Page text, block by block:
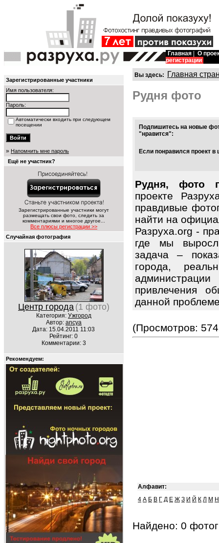
Главная
О
регистрации
Зарегистрированные участники
Имя пользователя:
Пароль:
Автоматически входить при следующем
посещении
» Напомнить мне пароль
Ещё не участник?
Зарегистрированные участники могут
размещать свои фото, следить за
комментариями и многое другое...
Все плюсы регистрации >>
Случайная фотография
Центр города (1 фото)
Категория: Ужгород
Автор: ancya
Дата: 15.04.2011 11:03
Рейтинг: 0
Комментарии: 3
Рекомендуем:
Вы здесь: Главная
Рудня фото
Подпишитесь на новые
"нравится":
Если понравился проект
Рудня, фото
проекте
правдивые
найти на
Разруха.org -
где мы
задача –
города,
привлечения
данной
(Просмотров:
Алфавит:
4 А Б В Г Д Е Ж З И Й К Л М Н
Найдено: 0